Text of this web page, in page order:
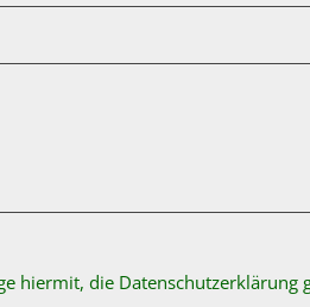
hiermit, die Datenschutzerklärung